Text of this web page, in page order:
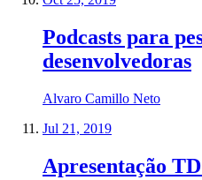
Podcasts para
desenvolvedoras
Alvaro Camillo Neto
Jul 21, 2019
Apresentação